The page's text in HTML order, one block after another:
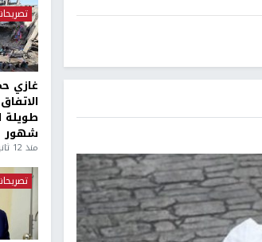
غازي
شهور
منذ 12 ثانية